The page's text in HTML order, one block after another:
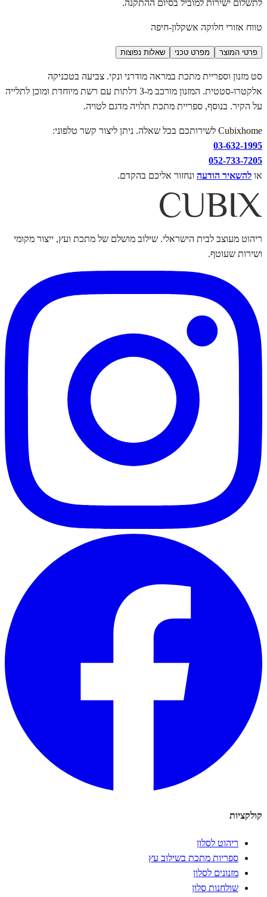
לתשלום ישירות למוביל בסיום ההתקנה.
טווח אזורי חלוקה אשקלון-חיפה
פרטי המוצר מפרט טכני שאלות נפוצות
סט מזנון וספריית מתכת במראה מודרני ונקי. צביעה בטכניקה
אלקטרו-סטטית. המזנון מורכב מ-3 דלתות עם רשת מיוחדת ומוכן לתלייה
על הקיר. בנוסף, ספריית מתכת תלויה מדגם לטויה.
Cubixhome לשירותכם בכל שאלה. ניתן ליצור קשר טלפוני:
03-632-1995
052-733-7205
או להשאיר הודעה ונחזור אליכם בהקדם.
ריהוט מעוצב לבית הישראלי. שילוב מושלם של מתכת ועץ, ייצור מקומי
ושירות שעוטף.
קולקציות
ריהוט לסלון
ספריות מתכת בשילוב עץ
מזנונים לסלון
שולחנות סלון